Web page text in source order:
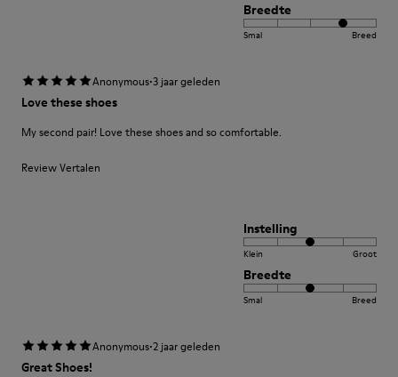
Breedte
Smal Breed
Anonymous·3 jaar geleden
Love these shoes
My second pair! Love these shoes and so comfortable.
Review Vertalen
Instelling
Klein Groot
Breedte
Smal Breed
Anonymous·2 jaar geleden
Great Shoes!